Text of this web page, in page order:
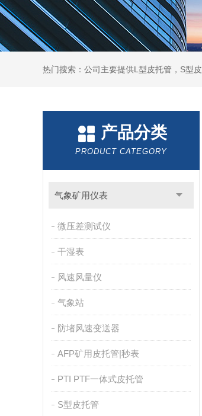
产品分类
PRODUCT CATEGORY
气象矿用仪表
微压差测试仪
干湿表
风速风量仪
气象站
防堵风速变送器
AFP矿用皮托管|秒表
PTI PTF一体式皮托管
S型皮托管